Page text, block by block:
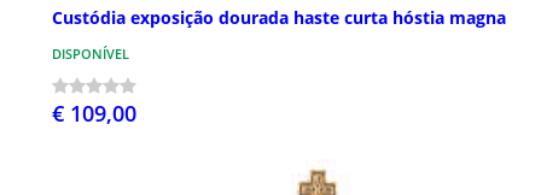
Custódia exposição dourada haste curta hóstia magna
DISPONÍVEL
€ 109,00